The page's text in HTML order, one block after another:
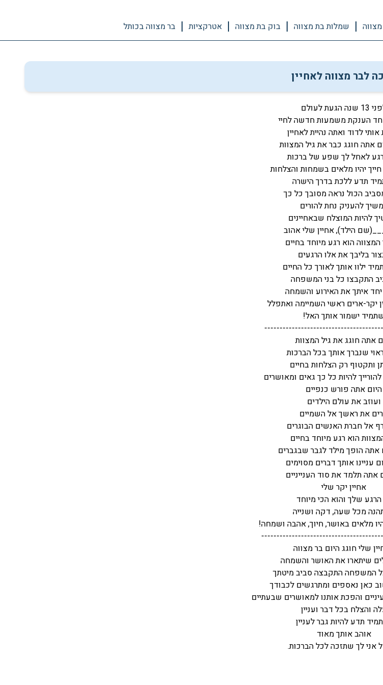
שמלות בת מצווה בוק בת מצווה אטרקציות בר מצווה בכותל
לבר מצווה לאחיין
הגעת לעולם
הענקת משמעות חדשה לחיי
לדוד ואתה נהיית לאחיין
אתה חוגג כבר את גיל המצוות
לאחל לך שפע של ברכות
חייך יהיו מלאים בשמחות והצלחות
תדע ללכת בדרך הישרה
הכול נראה מסובך כל כך
להעניק נחת להורים
להיות המוצלח שבאחיינים
הילד), אחיין שלי אהוב
המצווה הוא רגע מיוחד בחיים
בליבך את אלו הרגעים
ילוו אותך לאורך כל החיים
התקבצו כל בני המשפחה
יחד איתך את האירוע והשמחה
יקר-ארים ראשי השמיימה ואתפלל
ישמור אותך האל!
אתה חוגג את גיל המצוות
שנברך אותך בכל הברכות
ותקטוף רק הצלחות בחיים
להיות כל כך גאים ומאושרים
היום אתה פורש כנפיים
ועוזב את עולם הילדים
את ראשך אל השמיים
אל חברת האנשים הבוגרים
הוא רגע מיוחד בחיים
אתה הופך מילד לגבר שבגברים
עניינו אותך דברים מסוימים
אתה תלמד את סוד הענייניים
אחיין יקר שלי
הרגע שלך והוא הכי מיוחד
מכל שעה, דקה ושנייה
יהיו מלאים באושר, חיוך, אהבה ושמחה!
שלי חוגג היום בר מצווה
שיתארו את האושר והשמחה
המשפחה התקבצה סביב מיטתך
כאן נאספים ומתרגשים לכבודך
והפכת אותנו למאושרים שבעתיים
והצלח בכל דבר ועניין
תדע להיות גבר לעניין
אוהב אותך מאוד
אני לך שתזכה לכל הברכות.